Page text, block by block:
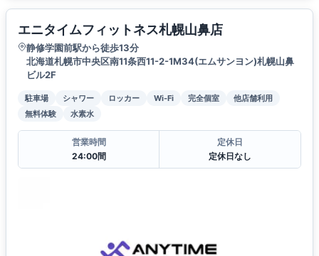
エニタイムフィットネス札幌山鼻店
静修学園前駅から徒歩13分
北海道札幌市中央区南11条西11-2-1M34(エムサンヨン)札幌山鼻
ビル2F
駐車場 シャワー ロッカー Wi-Fi 完全個室
他店舗利用
無料体験
水素水
営業時間
24:00間
定休日
定休日なし